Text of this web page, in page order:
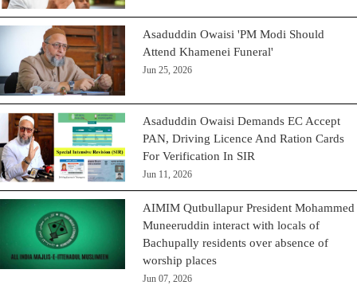
Asaduddin Owaisi 'PM Modi Should
Attend Khamenei Funeral'
Jun 25, 2026
Asaduddin Owaisi Demands EC Accept
PAN, Driving Licence And Ration Cards
For Verification In SIR
Jun 11, 2026
AIMIM Qutbullapur President Mohammed
Muneeruddin interact with locals of
Bachupally residents over absence of
worship places
Jun 07, 2026